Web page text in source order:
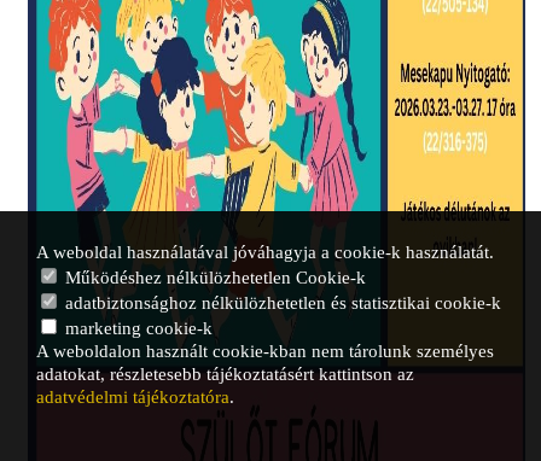
A weboldal használatával jóváhagyja a cookie-k használatát.
Működéshez nélkülözhetetlen Cookie-k
adatbiztonsághoz nélkülözhetetlen és statisztikai cookie-k
marketing cookie-k
A weboldalon használt cookie-kban nem tárolunk személyes
adatokat, részletesebb tájékoztatásért kattintson az
adatvédelmi tájékoztatóra.